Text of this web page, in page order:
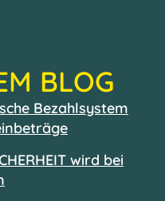
BLOG
Bezahlsystem
wird bei